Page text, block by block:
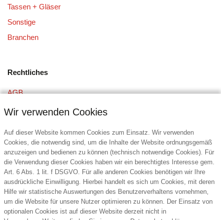
Tassen + Gläser
Sonstige
Branchen
Rechtliches
AGB
Datenschutz
Kontakt
DIE6 Promotion Service GmbH
Bandstahlstraße 2
58093 Hagen
Deutschland
Wir verwenden Cookies
Auf dieser Website kommen Cookies zum Einsatz. Wir verwenden
Cookies, die notwendig sind, um die Inhalte der Website ordnungsgemäß
anzuzeigen und bedienen zu können (technisch notwendige Cookies). Für
die Verwendung dieser Cookies haben wir ein berechtigtes Interesse gem.
Art. 6 Abs. 1 lit. f DSGVO. Für alle anderen Cookies benötigen wir Ihre
ausdrückliche Einwilligung. Hierbei handelt es sich um Cookies, mit deren
Hilfe wir statistische Auswertungen des Benutzerverhaltens vornehmen,
um die Website für unsere Nutzer optimieren zu können. Der Einsatz von
optionalen Cookies ist auf dieser Website derzeit nicht in